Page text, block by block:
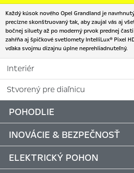
Každý kúsok nového Opel Grandland je
precízne skonštruovaný tak, aby zaujal vás aj
bočnej siluety až po moderný prvok prednej
zahŕňa aj špičkové svetlomety IntelliLux® Pixel
vďaka svojmu dizajnu úplne neprehliadnuteľný.
Interiér
Stvorený pre diaľnicu
POHODLIE
INOVÁCIE & BEZPEČNOSŤ
ELEKTRICKÝ POHON